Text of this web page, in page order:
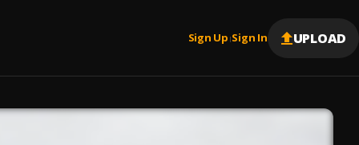
Sign Up |Sign In UPLOAD